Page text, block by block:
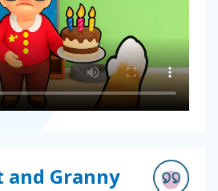
and Granny